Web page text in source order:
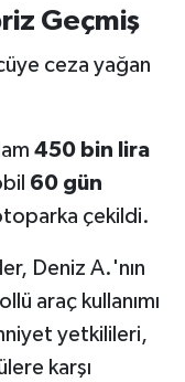
Geçmiş
ceza yağan
450 bin lira
60 gün
çekildi.
Deniz A.'nın
araç kullanımı
yetkilileri,
karşı